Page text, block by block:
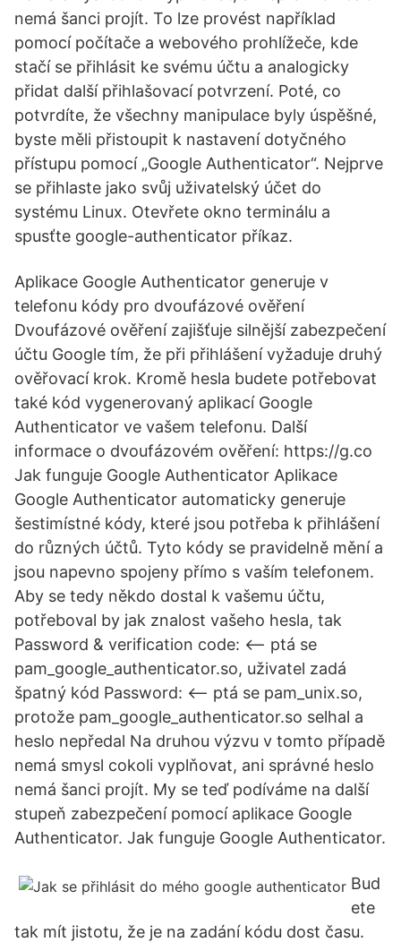
nemá šanci projít. To lze provést například
pomocí počítače a webového prohlížeče, kde
stačí se přihlásit ke svému účtu a analogicky
přidat další přihlašovací potvrzení. Poté, co
potvrdíte, že všechny manipulace byly úspěšné,
byste měli přistoupit k nastavení dotyčného
přístupu pomocí „Google Authenticator“. Nejprve
se přihlaste jako svůj uživatelský účet do
systému Linux. Otevřete okno terminálu a
spusťte google-authenticator příkaz.
Aplikace Google Authenticator generuje v
telefonu kódy pro dvoufázové ověření
Dvoufázové ověření zajišťuje silnější zabezpečení
účtu Google tím, že při přihlášení vyžaduje druhý
ověřovací krok. Kromě hesla budete potřebovat
také kód vygenerovaný aplikací Google
Authenticator ve vašem telefonu. Další
informace o dvoufázovém ověření: https://g.co
Jak funguje Google Authenticator Aplikace
Google Authenticator automaticky generuje
šestimístné kódy, které jsou potřeba k přihlášení
do různých účtů. Tyto kódy se pravidelně mění a
jsou napevno spojeny přímo s vaším telefonem.
Aby se tedy někdo dostal k vašemu účtu,
potřeboval by jak znalost vašeho hesla, tak
Password & verification code: <-- ptá se
pam_google_authenticator.so, uživatel zadá
špatný kód Password: <-- ptá se pam_unix.so,
protože pam_google_authenticator.so selhal a
heslo nepředal Na druhou výzvu v tomto případě
nemá smysl cokoli vyplňovat, ani správné heslo
nemá šanci projít. My se teď podíváme na další
stupeň zabezpečení pomocí aplikace Google
Authenticator. Jak funguje Google Authenticator.
Bud
ete
tak mít jistotu, že je na zadání kódu dost času.